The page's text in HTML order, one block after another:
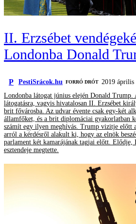
II. Erzsébet
Londonba Donald
P PestiSrácok.hu FORRÓ DRÓT 2019 április
Londonba látogat június elején Donald
látogatásra, vagyis hivatalosan II. Erzsébet
brit fővárosba. Az udvar évente csak egy-két
államfőket, és a brit diplomáciai gyakorlatban
számít egy ilyen meghívás. Trump vizitje előtt
arról a kérdésről alakult ki, hogy az elnök
parlament két kamarájának tagjai előtt. Elődje,
esztendeje megtette.